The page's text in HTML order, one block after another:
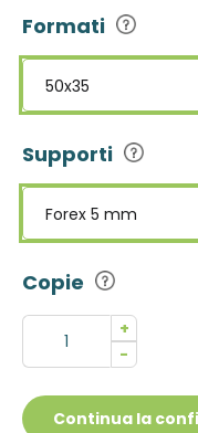
Formati
50x35
Supporti
Forex 5 mm
Copie
+
-
Continua la